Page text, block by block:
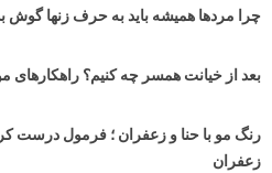
چرا مردها همیشه باید به حرف زنها گوش
بعد از خیانت همسر چه کنیم؟ راهکارهای
رنگ مو با حنا و زعفران ؛ فرمول درست
زعفران